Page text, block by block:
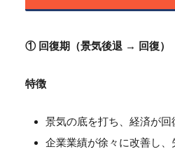
① 回復期（景気後退 → 回復）
特徴
景気の底を打ち、経済が
企業業績が徐々に改善し